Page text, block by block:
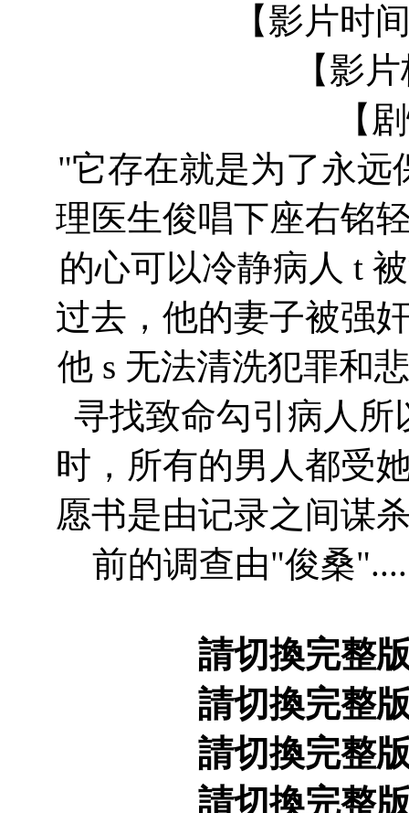
【影片时
【影
【
"它存在就是为了永远
理医生俊唱下座右铭
的心可以冷静病人 t
过去，他的妻子被强
他 s 无法清洗犯罪和
寻找致命勾引病人
时，所有的男人都受
愿书是由记录之间谋
前的调查由"俊桑
請切換完整
請切換完整
請切換完整
請切換完整